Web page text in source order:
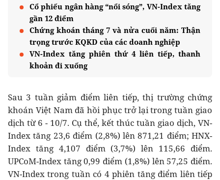
Cổ phiếu ngân hàng “nổi sóng”, VN-Index tăng
gần 12 điểm
Chứng khoán tháng 7 và nửa cuối năm: Thận
trọng trước KQKD của các doanh nghiệp
VN-Index tăng phiên thứ 4 liên tiếp, thanh
khoản đi xuống
Sau 3 tuần giảm điểm liên tiếp, thị trường chứng
khoán Việt Nam đã hồi phục trở lại trong tuần giao
dịch từ 6 - 10/7. Cụ thể, kết thúc tuần giao dịch, VN-
Index tăng 23,6 điểm (2,8%) lên 871,21 điểm; HNX-
Index tăng 4,107 điểm (3,7%) lên 115,66 điểm.
UPCoM-Index tăng 0,99 điểm (1,8%) lên 57,25 điểm.
VN-Index trong tuần có 4 phiên tăng điểm liên tiếp